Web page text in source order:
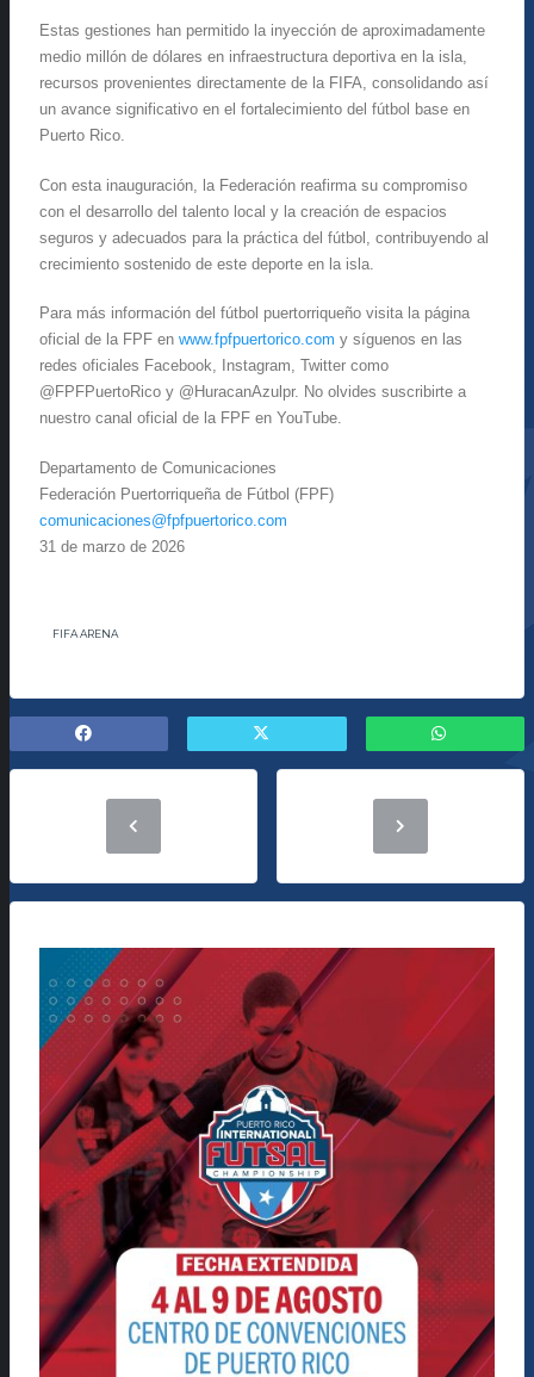
Estas gestiones han permitido la inyección de aproximadamente
medio millón de dólares en infraestructura deportiva en la isla,
recursos provenientes directamente de la FIFA, consolidando así
un avance significativo en el fortalecimiento del fútbol base en
Puerto Rico.
Con esta inauguración, la Federación reafirma su compromiso
con el desarrollo del talento local y la creación de espacios
seguros y adecuados para la práctica del fútbol, contribuyendo al
crecimiento sostenido de este deporte en la isla.
Para más información del fútbol puertorriqueño visita la página
oficial de la FPF en www.fpfpuertorico.com y síguenos en las
redes oficiales Facebook, Instagram, Twitter como
@FPFPuertoRico y @HuracanAzulpr. No olvides suscribirte a
nuestro canal oficial de la FPF en YouTube.
Departamento de Comunicaciones
Federación Puertorriqueña de Fútbol (FPF)
comunicaciones@fpfpuertorico. com
31 de marzo de 2026
FIFA ARENA